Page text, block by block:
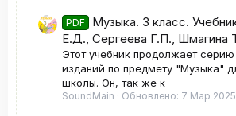
PDF
Музыка. 3 класс.
Е.Д., Сергеева Г.П., Шмагина
Этот учебник продолжает
изданий по предмету "Музыка"
школы. Он, так же к
SoundMain Обновлено: 7 Мар 2025